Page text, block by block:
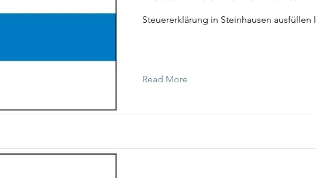
Steuererklärung in Steinhausen ausfüllen
Read More